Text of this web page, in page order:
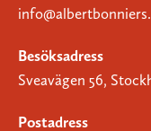
Besöksadress
Sveavägen 56,
Postadress